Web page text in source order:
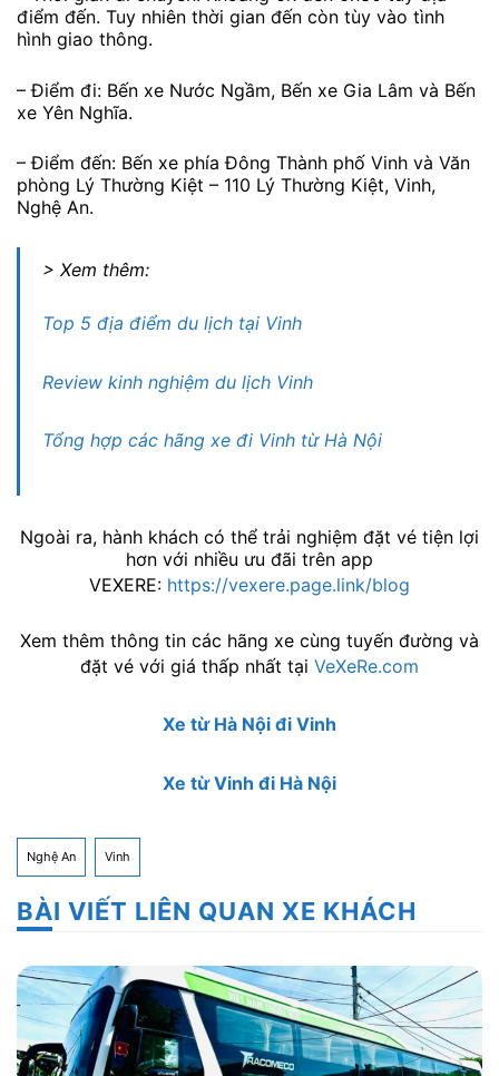
điểm đến. Tuy nhiên thời gian đến còn tùy vào tình
hình giao thông.
– Điểm đi: Bến xe Nước Ngầm, Bến xe Gia Lâm và Bến
xe Yên Nghĩa.
– Điểm đến: Bến xe phía Đông Thành phố Vinh và Văn
phòng Lý Thường Kiệt – 110 Lý Thường Kiệt, Vinh,
Nghệ An.
> Xem thêm:
Top 5 địa điểm du lịch tại Vinh
Review kinh nghiệm du lịch Vinh
Tổng hợp các hãng xe đi Vinh từ Hà Nội
Ngoài ra, hành khách có thể trải nghiệm đặt vé tiện lợi
hơn với nhiều ưu đãi trên app
VEXERE: https://vexere.page.link/blog
Xem thêm thông tin các hãng xe cùng tuyến đường và
đặt vé với giá thấp nhất tại VeXeRe.com
Xe từ Hà Nội đi Vinh
Xe từ Vinh đi Hà Nội
Nghệ An Vinh
BÀI VIẾT LIÊN QUAN XE KHÁCH